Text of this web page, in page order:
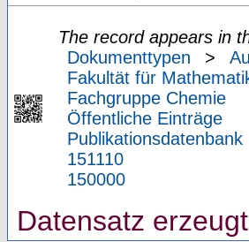
The record appears in
Dokumenttypen
>
Fakultät für
Fachgruppe Chemie
Öffentliche Einträge
Publikationsdatenbank
151110
150000
Datensatz